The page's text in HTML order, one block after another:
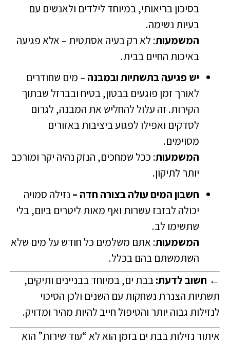
בסיכון בריאותי, במיוחד לילדים ולאנשים עם
בעיות נשימה.
המשמעות: לא רק בעיה אסתטית – אלא פגיעה
באיכות החיים בבית.
יש פגיעה בתשתיות ובמבנה – מים שחודרים
לאורך זמן פוגעים בבטון, בטיח ובברזל שבתוך
הקירות. זה עלול להחליש את המבנה, לגרום
לסדקים ואפילו לפגוע ביציבות באזורים
מסוימים.
המשמעות: ככל שמחכים, הנזק נהיה יקר ומורכב
יותר לתיקון.
חשבון המים עולה בצורה חדה – נזילה סמויה
יכולה לבזבז עשרות ואף מאות ליטרים ביום, בלי
שתשימו לב.
המשמעות: אתם משלמים כל חודש על מים שלא
השתמשתם בהם בכלל.
← חשוב לדעת:בבת ים, במיוחד בבניינים ותיקים,
תשתיות הצנרת נשחקות עם השנים ולכן הסיכוי
לנזילות גבוה יותר והטיפול חייב להיות מהיר ומדויק.
איתור נזילות בבת ים בזמן הוא לא “עוד שירות” הוא